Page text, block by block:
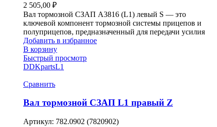
2 505,00 ₽
Вал тормозной СЗАП A3816 (L1) левый S — это
ключевой компонент тормозной системы прицепов и
полуприцепов, предназначенный для передачи усилия
Добавить в избранное
В корзину
Быстрый просмотр
DDKpartsL1
Сравнить
Вал тормозной СЗАП L1 правый Z
Артикул: 782.0902 (7820902)